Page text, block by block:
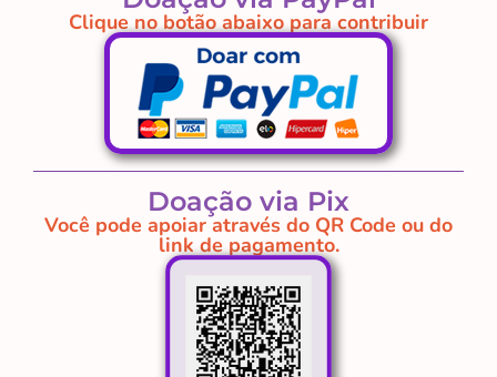
Clique no botão abaixo para contribuir
Doação via Pix
Você pode apoiar através do QR Code ou do
link de pagamento.